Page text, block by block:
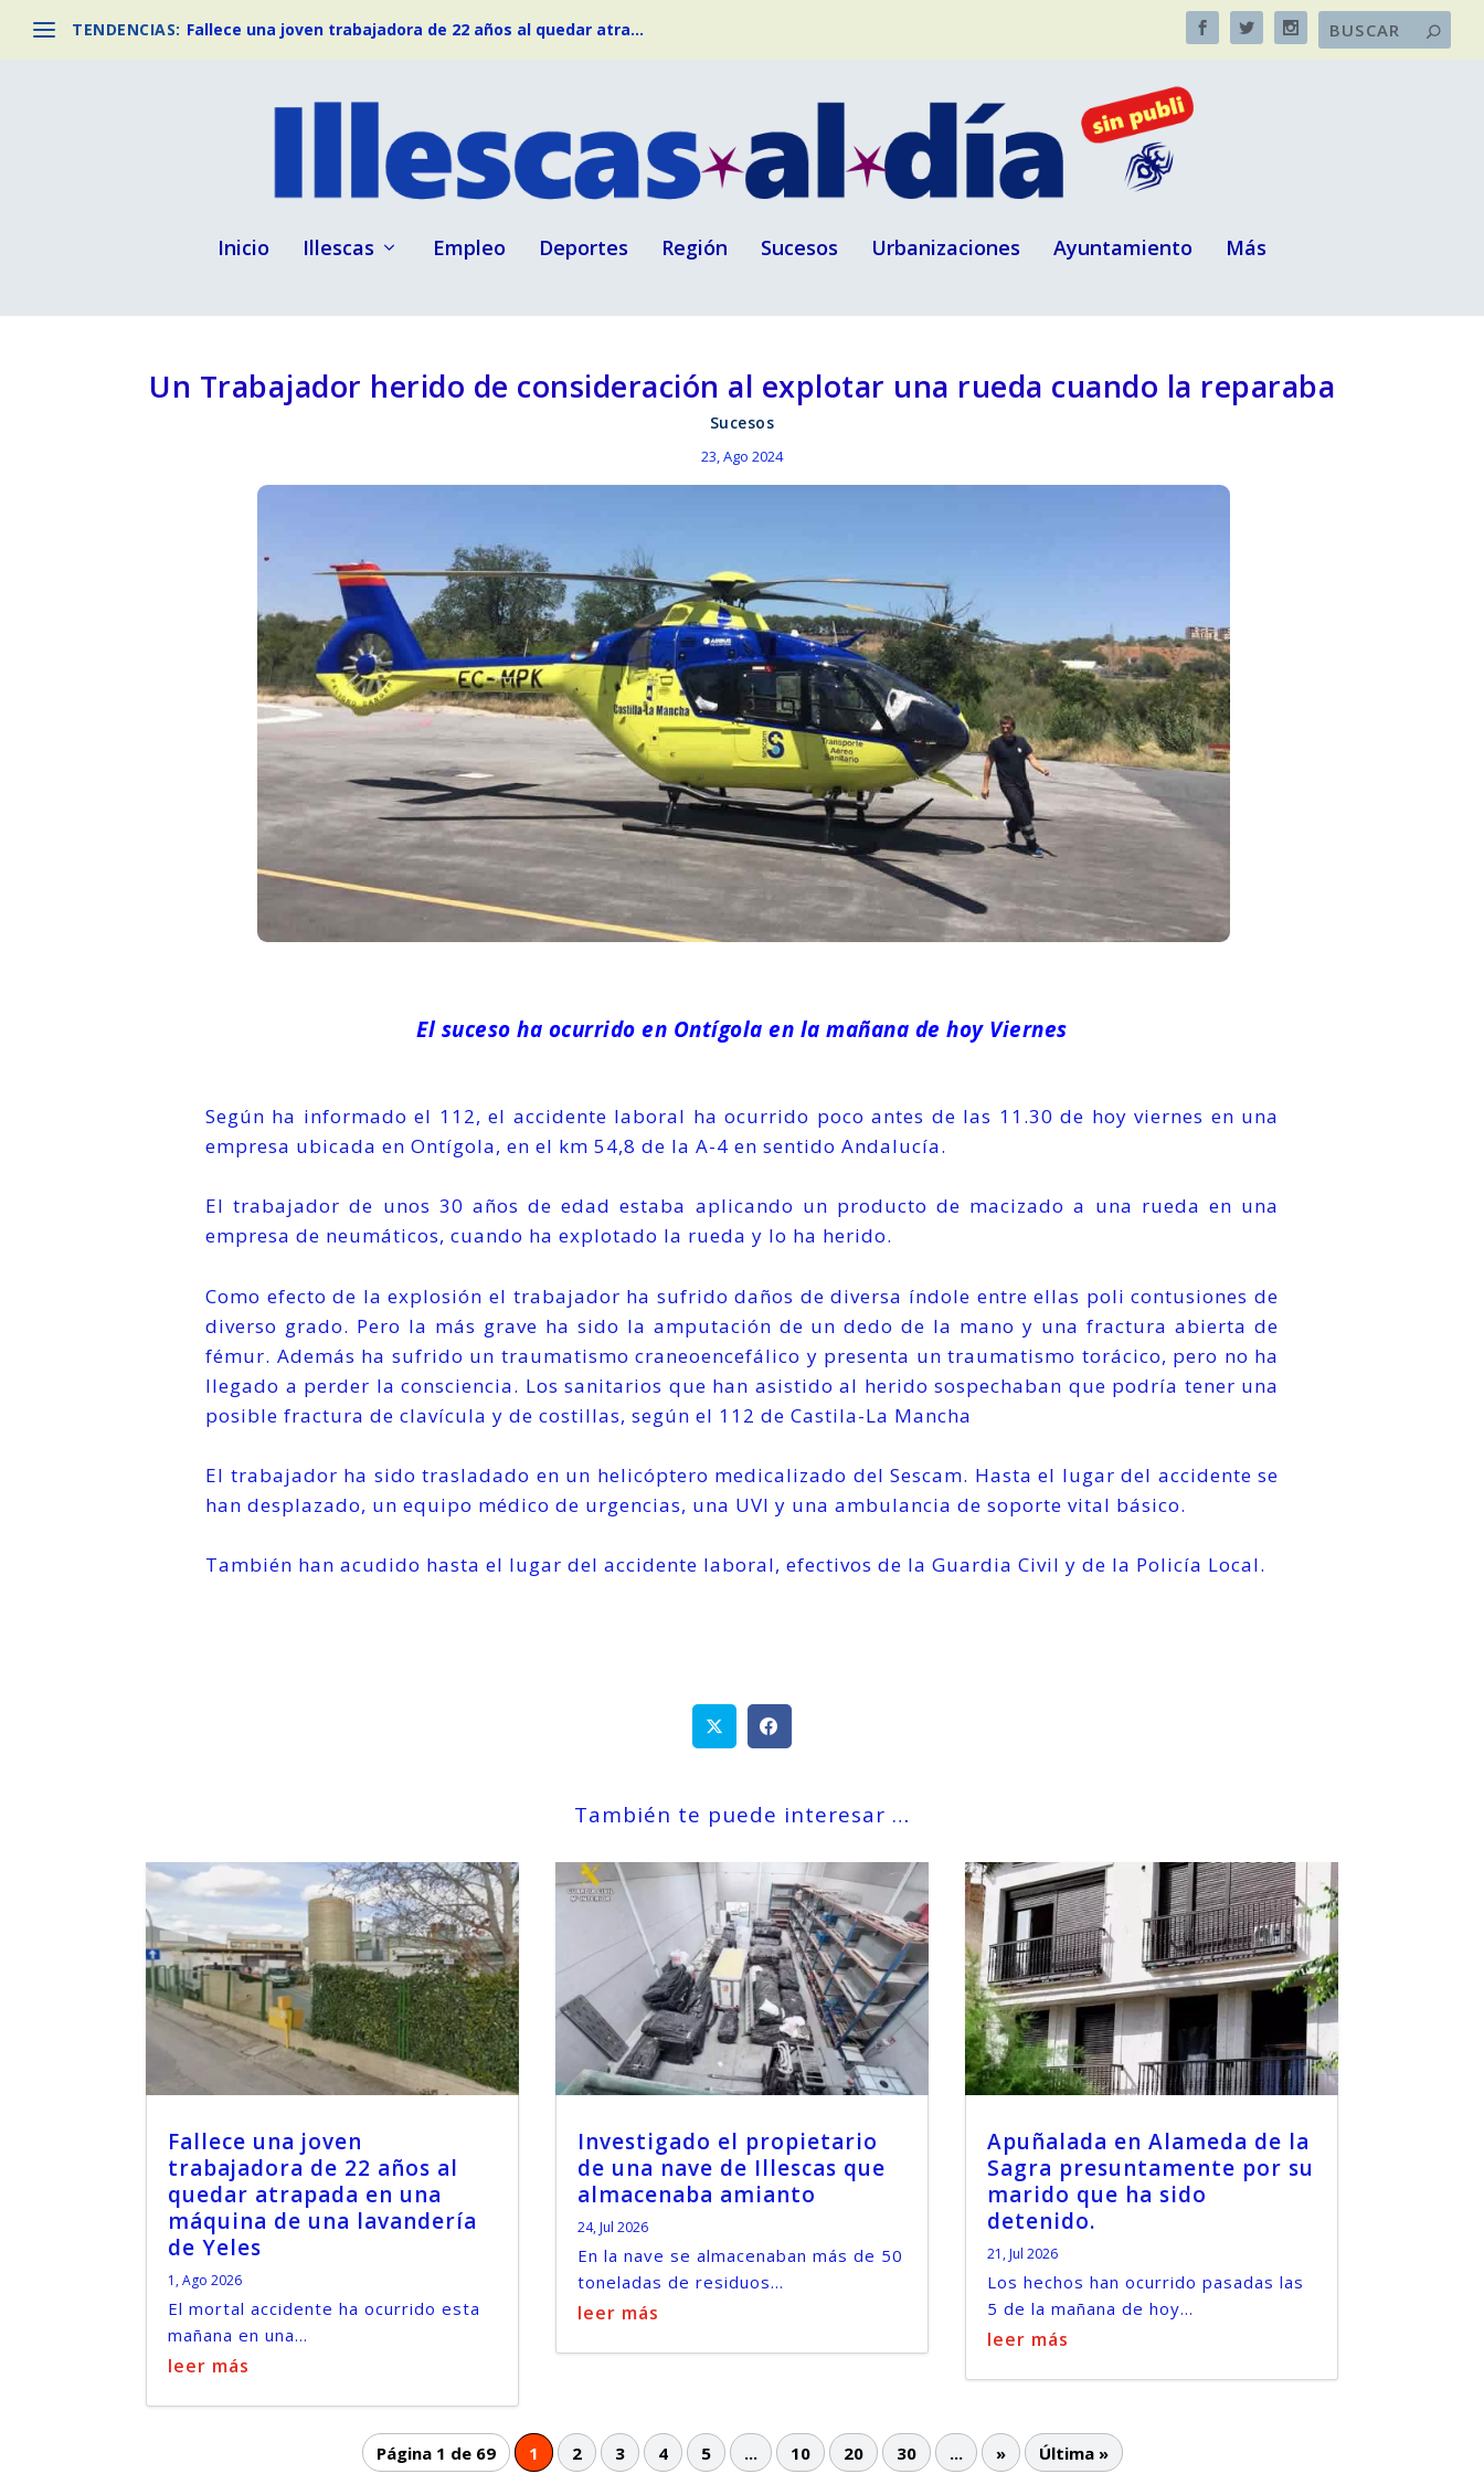
TENDENCIAS: Fallece una joven trabajadora de 22 años al quedar atra...
Inicio Illescas Empleo Deportes Región Sucesos Urbanizaciones Ayuntamiento Más
Un Trabajador herido de consideración al explotar una rueda cuando la reparaba
Sucesos
23, Ago 2024
El suceso ha ocurrido en Ontígola en la mañana de hoy Viernes
Según ha informado el 112, el accidente laboral ha ocurrido poco antes de las 11.30 de hoy viernes en una
empresa ubicada en Ontígola, en el km 54,8 de la A-4 en sentido Andalucía.
El trabajador de unos 30 años de edad estaba aplicando un producto de macizado a una rueda en una
empresa de neumáticos, cuando ha explotado la rueda y lo ha herido.
Como efecto de la explosión el trabajador ha sufrido daños de diversa índole entre ellas poli contusiones de
diverso grado. Pero la más grave ha sido la amputación de un dedo de la mano y una fractura abierta de
fémur. Además ha sufrido un traumatismo craneoencefálico y presenta un traumatismo torácico, pero no ha
llegado a perder la consciencia. Los sanitarios que han asistido al herido sospechaban que podría tener una
posible fractura de clavícula y de costillas, según el 112 de Castila-La Mancha
El trabajador ha sido trasladado en un helicóptero medicalizado del Sescam. Hasta el lugar del accidente se
han desplazado, un equipo médico de urgencias, una UVI y una ambulancia de soporte vital básico.
También han acudido hasta el lugar del accidente laboral, efectivos de la Guardia Civil y de la Policía Local.
También te puede interesar …
Fallece una joven
trabajadora de 22 años al
quedar atrapada en una
máquina de una lavandería
de Yeles
1, Ago 2026
El mortal accidente ha ocurrido esta
mañana en una...
leer más
Investigado el propietario
de una nave de Illescas que
almacenaba amianto
24, Jul 2026
En la nave se almacenaban más de 50
toneladas de residuos...
leer más
Apuñalada en Alameda de la
Sagra presuntamente por su
marido que ha sido
detenido.
21, Jul 2026
Los hechos han ocurrido pasadas las
5 de la mañana de hoy...
leer más
Página 1 de 69 1 2 3 4 5 ... 10 20 30 ... » Última »